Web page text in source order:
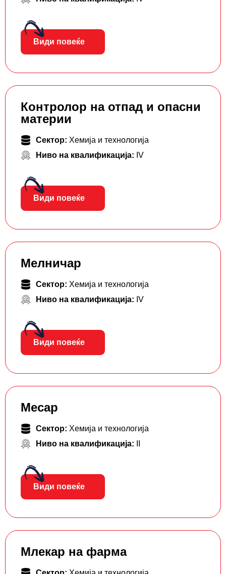
Види повеќе
Контролор на отпад и опасни
материи
Сектор: Хемија и технологија
Ниво на квалификација: IV
Види повеќе
Мелничар
Сектор: Хемија и технологија
Ниво на квалификација: IV
Види повеќе
Месар
Сектор: Хемија и технологија
Ниво на квалификација:
Види повеќе
Млекар на фарма